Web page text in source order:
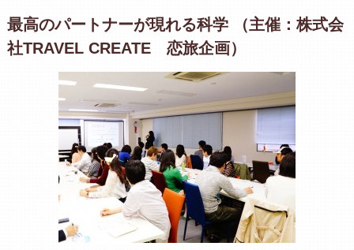
最高のパートナーが現れる科学 （主催：株式会
社TRAVEL CREATE 恋旅企画）